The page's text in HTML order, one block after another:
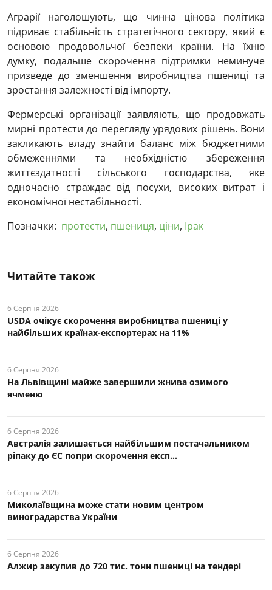
Аграрії наголошують, що чинна цінова політика
підриває стабільність стратегічного сектору, який є
основою продовольчої безпеки країни. На їхню
думку, подальше скорочення підтримки неминуче
призведе до зменшення виробництва пшениці та
зростання залежності від імпорту.
Фермерські організації заявляють, що продовжать
мирні протести до перегляду урядових рішень. Вони
закликають владу знайти баланс між бюджетними
обмеженнями та необхідністю збереження
життєздатності сільського господарства, яке
одночасно страждає від посухи, високих витрат і
економічної нестабільності.
Позначки: протести, пшениця, ціни, Ірак
Читайте також
6 Серпня 2026
USDA очікує скорочення виробництва пшениці у
найбільших країнах-експортерах на 11%
6 Серпня 2026
На Львівщині майже завершили жнива озимого
ячменю
6 Серпня 2026
Австралія залишається найбільшим постачальником
ріпаку до ЄС попри скорочення експ...
6 Серпня 2026
Миколаївщина може стати новим центром
виноградарства України
6 Серпня 2026
Алжир закупив до 720 тис. тонн пшениці на тендері